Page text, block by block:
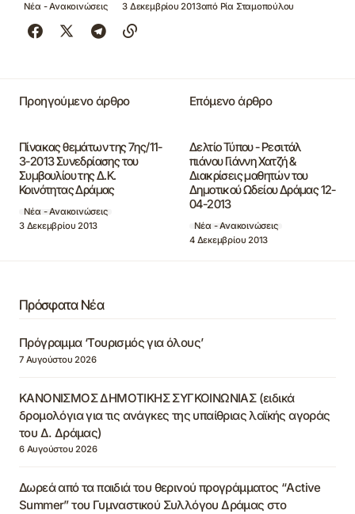
Νέα - Ανακοινώσεις 3 Δεκεμβρίου 2013από Ρία Σταμοπούλου
Προηγούμενο άρθρο
Πίνακας θεμάτων της 7ης/11-
3-2013 Συνεδρίασης του
Συμβουλίου της Δ.Κ.
Κοινότητας Δράμας
Νέα - Ανακοινώσεις
3 Δεκεμβρίου 2013
Επόμενο άρθρο
Δελτίο Τύπου - Ρεσιτάλ
πιάνου Γιάννη Χατζή &
Διακρίσεις μαθητών του
Δημοτικού Ωδείου Δράμας 12-
04-2013
Νέα - Ανακοινώσεις
4 Δεκεμβρίου 2013
Πρόσφατα Νέα
Πρόγραμμα ‘Τουρισμός για όλους’
7 Αυγούστου 2026
ΚΑΝΟΝΙΣΜΟΣ ΔΗΜΟΤΙΚΗΣ ΣΥΓΚΟΙΝΩΝΙΑΣ (ειδικά
δρομολόγια για τις ανάγκες της υπαίθριας λαϊκής αγοράς
του Δ. Δράμας)
6 Αυγούστου 2026
Δωρεά από τα παιδιά του θερινού προγράμματος “Active
Summer” του Γυμναστικού Συλλόγου Δράμας στο